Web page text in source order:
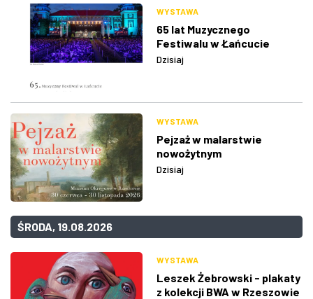
WYSTAWA
65 lat Muzycznego
Festiwalu w Łańcucie
Dzisiaj
WYSTAWA
Pejzaż w malarstwie
nowożytnym
Dzisiaj
ŚRODA, 19.08.2026
WYSTAWA
Leszek Żebrowski - plakaty
z kolekcji BWA w Rzeszowie